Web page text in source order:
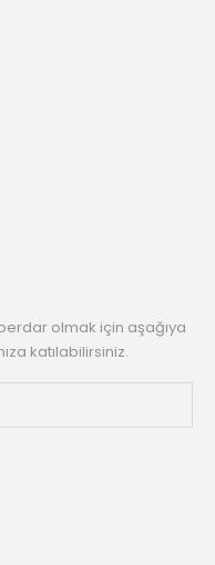
olmak için aşağıya
katılabilirsiniz.